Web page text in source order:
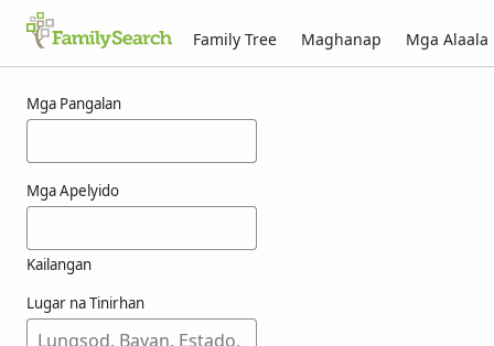
Family Tree Maghanap Mga Alaala
Mga Pangalan
Mga Apelyido
Kailangan
Lugar na Tinirhan